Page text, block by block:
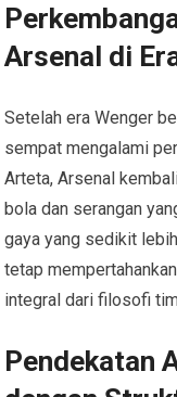
Arsenal di
Setelah era Wenger
sempat mengalami
Arteta, Arsenal
bola dan serangan
gaya yang sedikit
tetap
integral dari filosofi
Pendekatan